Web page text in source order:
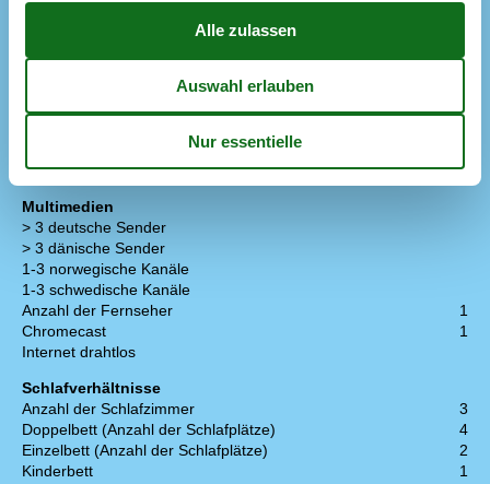
Tischtennis
Anzahl der Induktionskochplatten
4
Spülmaschine
1
Multimedien
> 3 deutsche Sender
> 3 dänische Sender
1-3 norwegische Kanäle
1-3 schwedische Kanäle
Anzahl der Fernseher
1
Chromecast
1
Internet drahtlos
Schlafverhältnisse
Anzahl der Schlafzimmer
3
Doppelbett (Anzahl der Schlafplätze)
4
Einzelbett (Anzahl der Schlafplätze)
2
Kinderbett
1